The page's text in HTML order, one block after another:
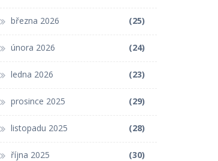
března 2026 (25)
února 2026 (24)
ledna 2026 (23)
prosince 2025 (29)
listopadu 2025 (28)
října 2025 (30)